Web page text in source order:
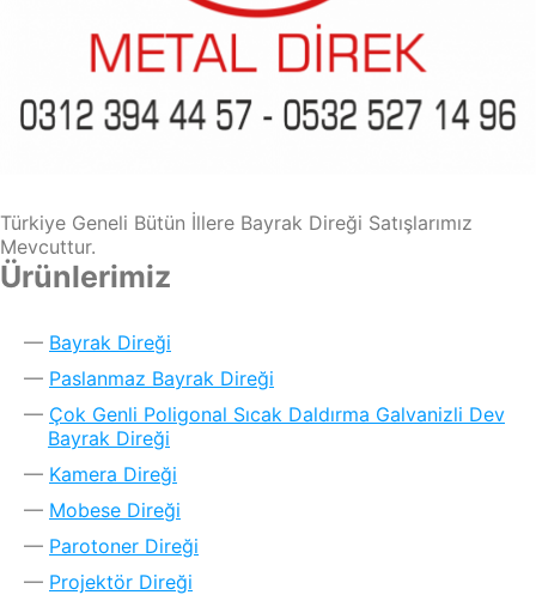
Türkiye Geneli Bütün İllere Bayrak Direği Satışlarımız
Mevcuttur.
Ürünlerimiz
Bayrak Direği
Paslanmaz Bayrak Direği
Çok Genli Poligonal Sıcak Daldırma Galvanizli Dev
Bayrak Direği
Kamera Direği
Mobese Direği
Parotoner Direği
Projektör Direği